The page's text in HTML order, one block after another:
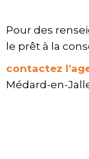
Pour des
le prêt à la
contactez
Médard-en-